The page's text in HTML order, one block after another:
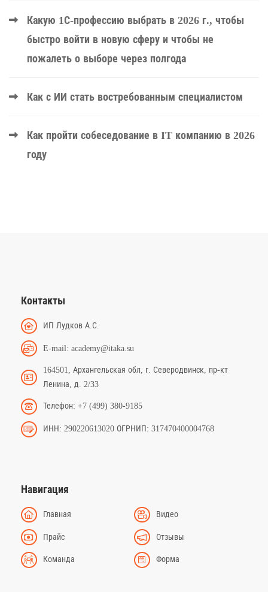
Какую 1С-профессию выбрать в 2026 г., чтобы
быстро войти в новую сферу и чтобы не
пожалеть о выборе через полгода
Как с ИИ стать востребованным специалистом
Как пройти собеседование в IT компанию в 2026
году
Контакты
ИП Лудков А.С.
E-mail: academy@itaka.su
164501, Архангельская обл, г. Северодвинск, пр-кт
Ленина, д. 2/33
Телефон: +7 (499) 380-9185
ИНН: 290220613020 ОГРНИП: 317470400004768
Навигация
Главная Видео
Прайс Отзывы
Команда Форма